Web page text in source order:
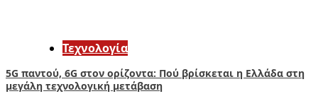
Τεχνολογία
5G παντού, 6G στον ορίζοντα: Πού βρίσκεται η Ελλάδα στη
μεγάλη τεχνολογική μετάβαση